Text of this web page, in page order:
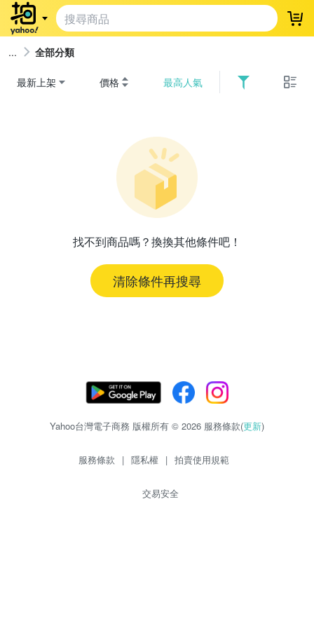
登
全部分類
最新上架 價格 最高人氣
找不到商品嗎？換換其他條件吧！
清除條件再搜尋
Yahoo台灣電子商務 版權所有 © 2026 服務條款(更新)
服務條款 | 隱私權 | 拍賣使用規範
交易安全